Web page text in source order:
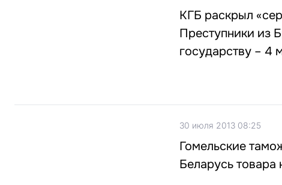
КГБ раскрыл
Преступники из
государству – 4
30 июля 2013 08:25
Гомельские
Беларусь